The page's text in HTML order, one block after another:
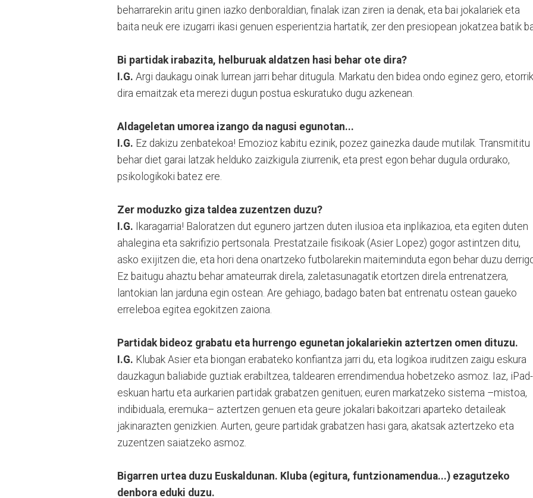
beharrarekin aritu ginen iazko denboraldian, finalak izan ziren ia denak, eta bai jokalariek eta
baita neuk ere izugarri ikasi genuen esperientzia hartatik, zer den presiopean jokatzea batik
Bi partidak irabazita, helburuak aldatzen hasi behar ote dira?
I.G. Argi daukagu oinak lurrean jarri behar ditugula. Markatu den bidea ondo eginez gero,
dira emaitzak eta merezi dugun postua eskuratuko dugu azkenean.
Aldageletan umorea izango da nagusi egunotan...
I.G. Ez dakizu zenbatekoa! Emozioz kabitu ezinik, pozez gainezka daude mutilak. Transmititu
behar diet garai latzak helduko zaizkigula ziurrenik, eta prest egon behar dugula ordurako,
psikologikoki batez ere.
Zer moduzko giza taldea zuzentzen duzu?
I.G. Ikaragarria! Baloratzen dut egunero jartzen duten ilusioa eta inplikazioa, eta egiten duten
ahalegina eta sakrifizio pertsonala. Prestatzaile fisikoak (Asier Lopez) gogor astintzen ditu,
asko exijitzen die, eta hori dena onartzeko futbolarekin maiteminduta egon behar duzu
Ez baitugu ahaztu behar amateurrak direla, zaletasunagatik etortzen direla entrenatzera,
lantokian lan jarduna egin ostean. Are gehiago, badago baten bat entrenatu ostean gaueko
erreleboa egitea egokitzen zaiona.
Partidak bideoz grabatu eta hurrengo egunetan jokalariekin aztertzen omen dituzu.
I.G. Klubak Asier eta biongan erabateko konfiantza jarri du, eta logikoa iruditzen zaigu eskura
dauzkagun baliabide guztiak erabiltzea, taldearen errendimendua hobetzeko asmoz. Iaz,
eskuan hartu eta aurkarien partidak grabatzen genituen; euren markatzeko sistema –mistoa,
indibiduala, eremuka– aztertzen genuen eta geure jokalari bakoitzari aparteko detaileak
jakinarazten genizkien. Aurten, geure partidak grabatzen hasi gara, akatsak aztertzeko eta
zuzentzen saiatzeko asmoz.
Bigarren urtea duzu Euskaldunan. Kluba (egitura, funtzionamendua...) ezagutzeko
denbora eduki duzu.